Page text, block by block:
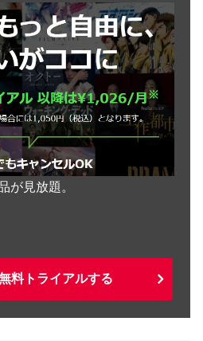
が見放題。
料トライアルする